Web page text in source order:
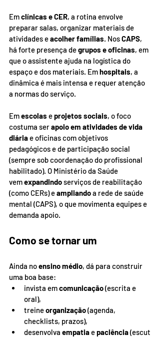
Em clínicas e CER, a rotina envolve
preparar salas, organizar materiais de
atividades e acolher famílias. Nos CAPS,
há forte presença de grupos e oficinas, em
que o assistente ajuda na logística do
espaço e dos materiais. Em hospitais, a
dinâmica é mais intensa e requer atenção
a normas do serviço.
Em escolas e projetos sociais, o foco
costuma ser apoio em atividades de vida
diária e oficinas com objetivos
pedagógicos e de participação social
(sempre sob coordenação do profissional
habilitado). O Ministério da Saúde
vem expandindo serviços de reabilitação
(como CERs) e ampliando a rede de saúde
mental (CAPS), o que movimenta equipes e
demanda apoio.
Como se tornar um
Ainda no ensino médio, dá para construir
uma boa base:
invista em comunicação (escrita e
oral),
treine organização (agenda,
checklists, prazos),
desenvolva empatia e paciência (escut